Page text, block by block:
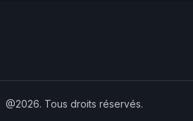
@2026. Tous droits réservés.